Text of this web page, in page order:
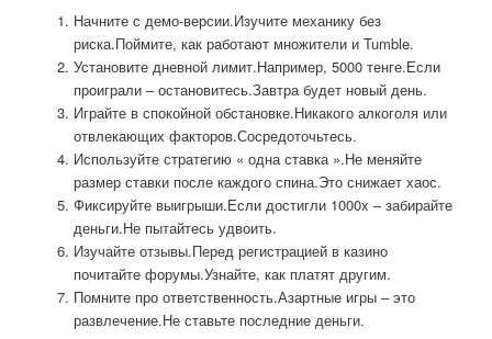
Начните с демо-версии.Изучите механику без
риска.Поймите, как работают множители и Tumble.
Установите дневной лимит.Например, 5000 тенге.Если
проиграли – остановитесь.Завтра будет новый день.
Играйте в спокойной обстановке.Никакого алкоголя или
отвлекающих факторов.Сосредоточьтесь.
Используйте стратегию « одна ставка ».Не меняйте
размер ставки после каждого спина.Это снижает хаос.
Фиксируйте выигрыши.Если достигли 1000x – забирайте
деньги.Не пытайтесь удвоить.
Изучайте отзывы.Перед регистрацией в казино
почитайте форумы.Узнайте, как платят другим.
Помните про ответственность.Азартные игры – это
развлечение.Не ставьте последние деньги.